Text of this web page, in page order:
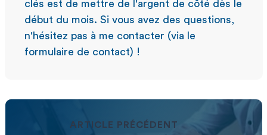
clés est de mettre de l'argent de côté dès le
début du mois. Si vous avez des questions,
n'hésitez pas à me contacter (via le
formulaire de contact) !
ARTICLE PRÉCÉDENT